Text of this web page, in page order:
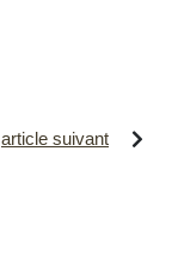
article suivant